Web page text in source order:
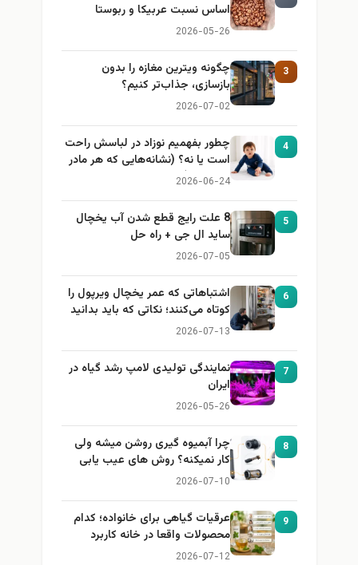
اساس نسبت عربیکا و ربوستا
2026-05-26
3
چگونه ویترین مغازه را بدون
بازسازی، جذاب‌تر کنیم؟
2026-07-02
4
چطور بفهمیم نوزاد در لباسش راحت
است یا نه؟ (نشانه‌هایی که هر مادر
باید بداند)
2026-06-24
5
8 علت رایج قطع شدن آب یخچال
ساید ال جی + راه حل
2026-07-05
6
اشتباهاتی که عمر یخچال ویرپول را
کوتاه می‌کنند؛ نکاتی که باید بدانید
2026-07-13
7
نمایندگی تولیدی لامپ رشد گیاه در
ایران
2026-05-26
8
چرا آبمیوه گیری روشن میشه ولی
کار نمیکنه؟ روش های عیب یابی
2026-07-10
9
عرقیات گیاهی برای خانواده؛ کدام
محصولات واقعا در خانه کاربرد
دارند؟
2026-07-12